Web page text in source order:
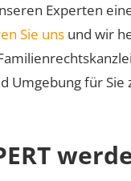
Experten
Sie uns und wir
Umgebung für Sie